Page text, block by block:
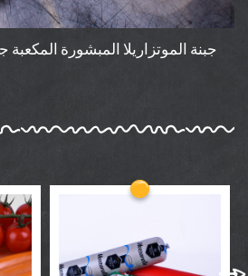
جبنة الموتزاريلا المبشورة